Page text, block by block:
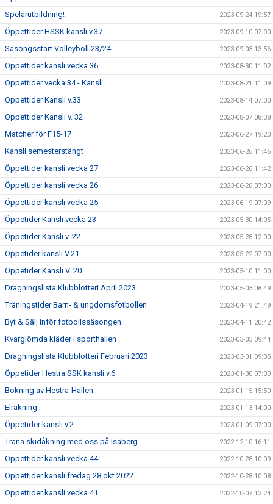
Spelarutbildning! 2023-09-24 19:57
Öppettider HSSK kansli v.37 2023-09-10 07:00
Säsongsstart Volleyboll 23/24 2023-09-03 13:56
Öppettider kansli vecka 36 2023-08-30 11:02
Öppettider vecka 34 - Kansli 2023-08-21 11:09
Öppettider Kansli v.33 2023-08-14 07:00
Öppettider Kansli v. 32 2023-08-07 08:38
Matcher för F15-17 2023-06-27 19:20
Kansli semesterstängt 2023-06-26 11:46
Öppettider kansli vecka 27 2023-06-26 11:42
Öppettider kansli vecka 26 2023-06-26 07:00
Öppettider kansli vecka 25 2023-06-19 07:09
Öppetider Kansli vecka 23 2023-05-30 14:05
Öppetider Kansli v. 22 2023-05-28 12:00
Öppetider kansli V.21 2023-05-22 07:00
Öppetider Kansli V. 20 2023-05-10 11:00
Dragningslista Klubblotteri April 2023 2023-05-03 08:49
Träningstider Barn- & ungdomsfotbollen 2023-04-19 21:49
Byt & Sälj inför fotbollssäsongen 2023-04-11 20:42
Kvarglömda kläder i sporthallen 2023-03-03 09:44
Dragningslista Klubblotteri Februari 2023 2023-03-01 09:05
Öppetider Hestra SSK kansli v.6 2023-01-30 07:00
Bokning av Hestra-Hallen 2023-01-15 15:50
Elräkning 2023-01-13 14:00
Öppetider kansli v.2 2023-01-09 07:00
Träna skidåkning med oss på Isaberg 2022-12-10 16:11
Öppettider kansli vecka 44 2022-10-28 10:09
Öppettider kansli fredag 28 okt 2022 2022-10-28 10:08
Öppettider kansli vecka 41 2022-10-07 12:24